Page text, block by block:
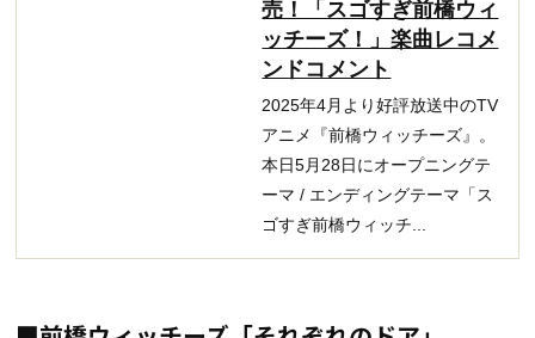
売！「スゴすぎ前橋ウィ
ッチーズ！」楽曲レコメ
ンドコメント
2025年4月より好評放送中のTV
アニメ『前橋ウィッチーズ』。
本日5月28日にオープニングテ
ーマ / エンディングテーマ「ス
ゴすぎ前橋ウィッチ...